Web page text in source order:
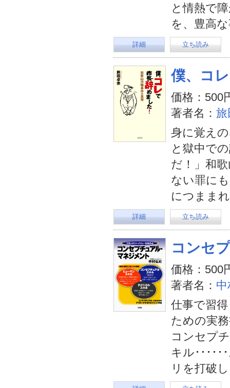
と情熱で
を、豊高
詳細 立ち読み
僕、コ
価格：500
著者名： 旅
身に覚え
と獄中で
だ！」和
ない罪に
につまま
詳細 立ち読み
コンセ
価格：500
著者名：
仕事で習
ための実
コンセプ
キル････
リを打破